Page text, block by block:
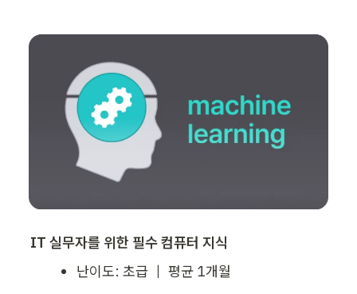
IT 실무자를 위한 필수 컴퓨터 지식
난이도: 초급 ｜ 평균 1개월